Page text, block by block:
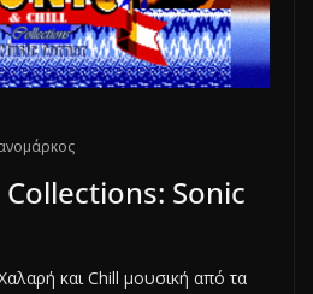
Sonic
και Chill μουσική από τα